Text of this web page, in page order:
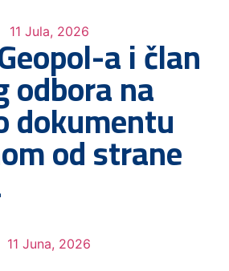
11 Jula, 2026 a i član
odbora na
dokumentu
od strane
11 Juna, 2026